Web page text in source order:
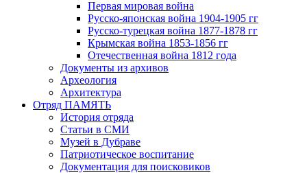
Первая мировая война
Русско-японская война 1904-1905 гг
Русско-турецкая война 1877-1878 гг
Крымская война 1853-1856 гг
Отечественная война 1812 года
Документы из архивов
Археология
Архитектура
Отряд ПАМЯТЬ
История отряда
Статьи в СМИ
Музей в Дубраве
Патриотическое воспитание
Документация для поисковиков